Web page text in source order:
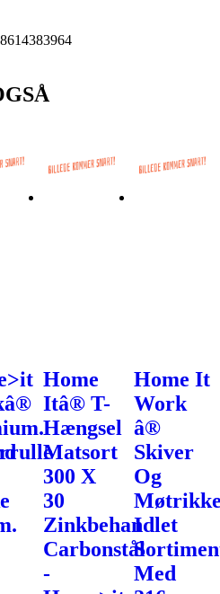
Home
Itâ® T-
Hængsel
Matsort
300 X
30
Zinkbehandlet
Carbonstål
-
Home It
Work
â®
Skiver
Og
I
Med